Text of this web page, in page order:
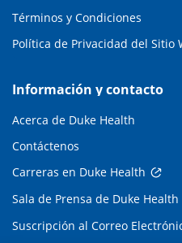
Términos y Condiciones
Política de Privacidad del Sitio
Información y contacto
Acerca de Duke Health
Contáctenos
Carreras en Duke Health
Sala de Prensa de Duke Health
Suscripción al Correo